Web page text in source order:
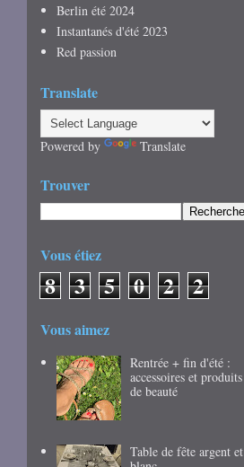
Berlin été 2024
Instantanés d'été 2023
Red passion
Translate
Powered by Translate
Trouver
Vous étiez
8 3 5 0 2 2
Vous aimez
Rentrée + fin d'été :
accessoires et produits
de beauté
Table de fête argent et